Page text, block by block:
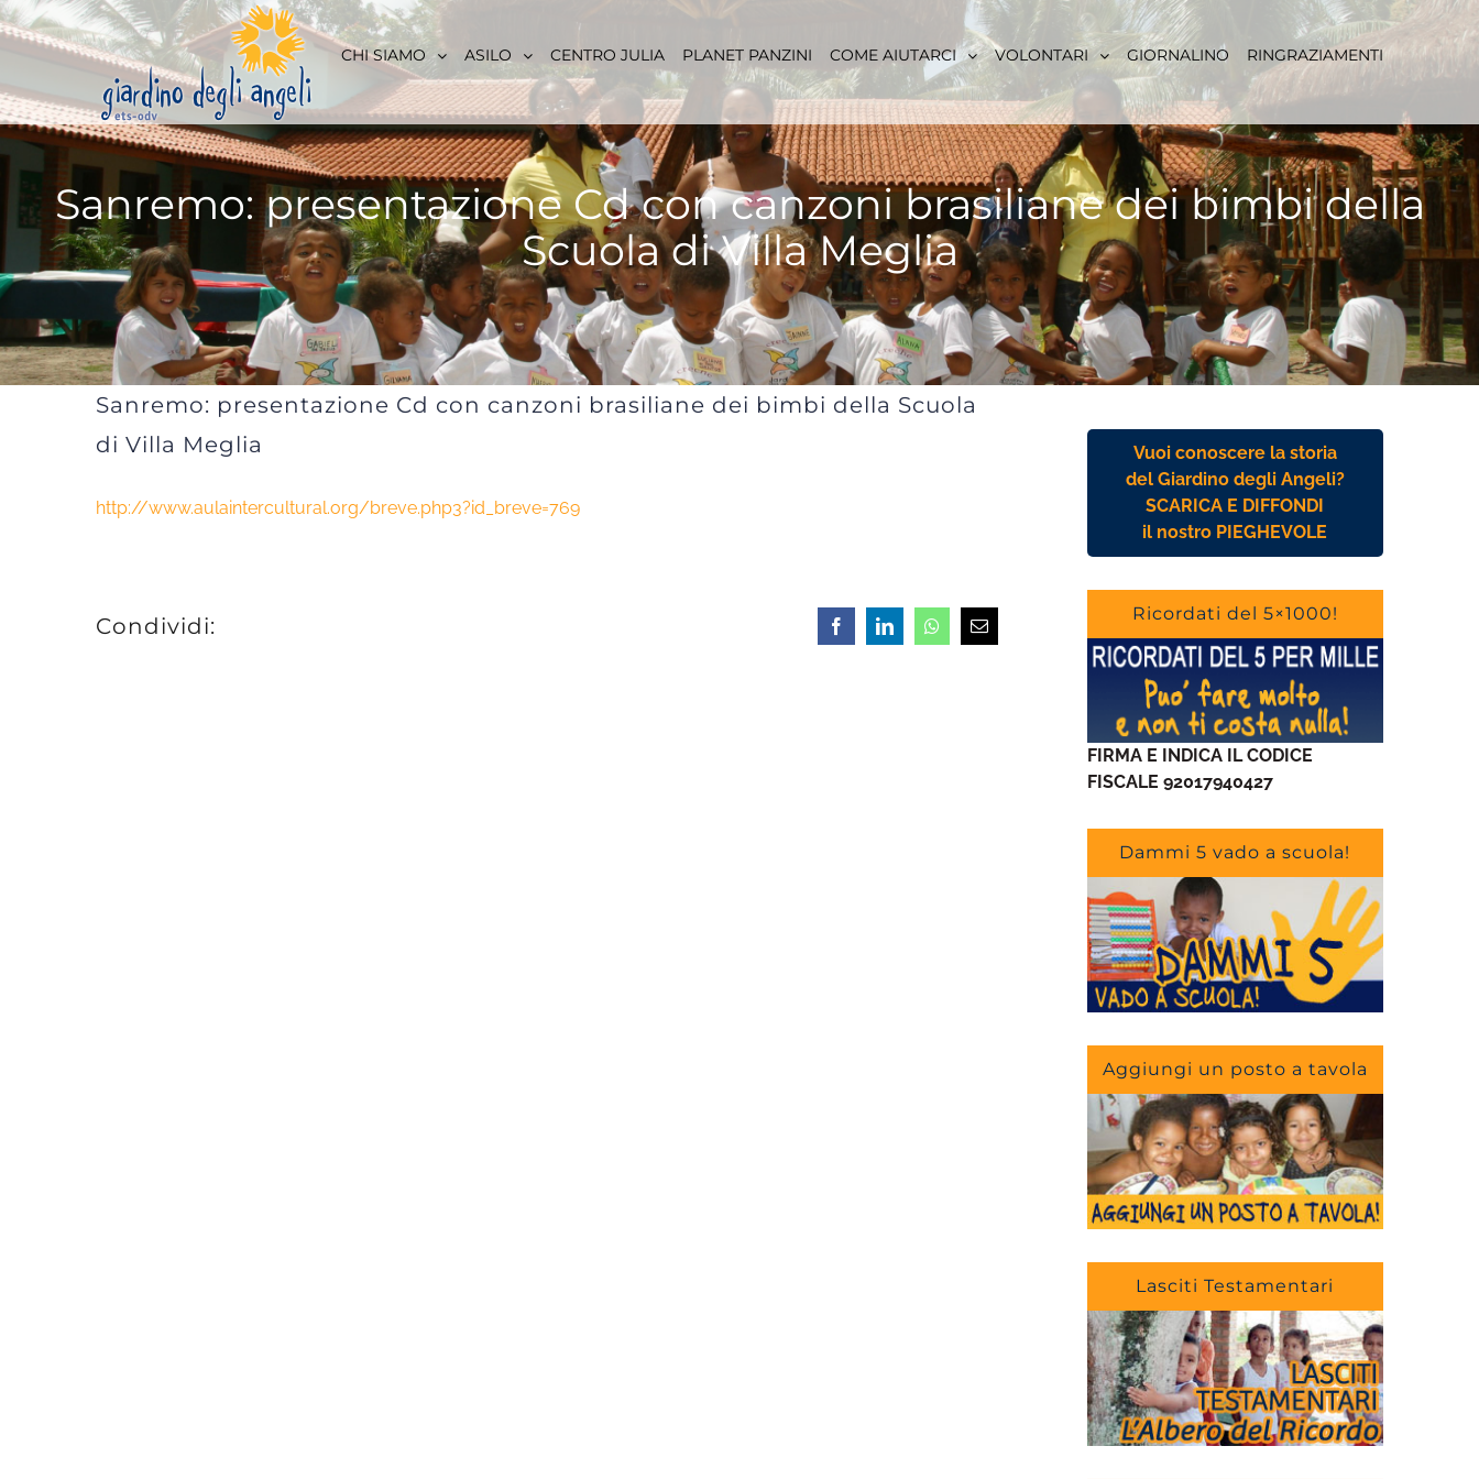
Skip
to
CHI SIAMO ASILO CENTRO JULIA PLANET PANZINI COME AIUTARCI VOLONTARI GIORNALINO RINGRAZIAMENTI
Sanremo: presentazione Cd con canzoni brasiliane dei bimbi della
Scuola di Villa Meglia
Sanremo: presentazione Cd con canzoni brasiliane dei bimbi della Scuola
di Villa Meglia
http://www.aulaintercultural.org/breve.php3?id_breve=769
Condividi: FacebookLinkedInWhatsappEmail
Vuoi conoscere la storia
del Giardino degli Angeli?
SCARICA E DIFFONDI
il nostro PIEGHEVOLE
Ricordati del 5×1000!
FIRMA E INDICA IL CODICE
FISCALE 92017940427
Dammi 5 vado a scuola!
Aggiungi un posto a tavola
Lasciti Testamentari